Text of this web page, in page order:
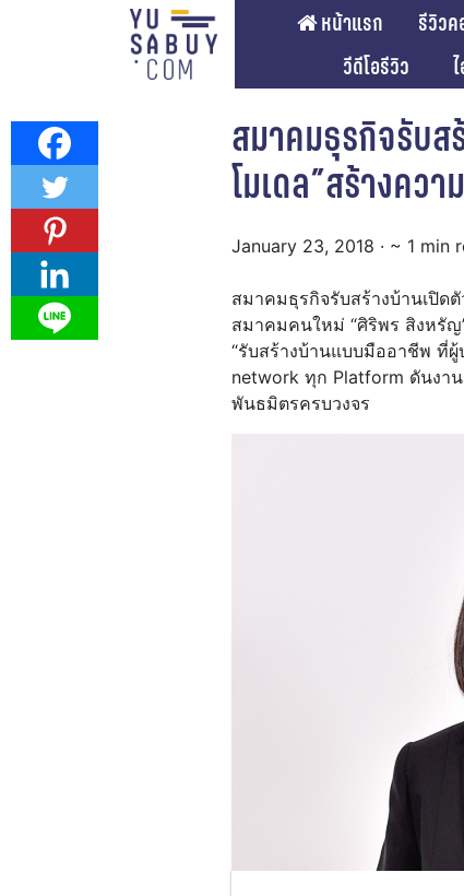
หน้าแรก รีวิวค
วีดีโอรีวิว
สมาคมธุรกิจรับส
โมเดล”สร้างคว
January 23, 2018 · ~ 1 min
สมาคมธุรกิจรับสร้างบ้านเปิ
สมาคมคนใหม่ “ศิริพร สิงหรัญ
“รับสร้างบ้านแบบมืออาชีพ ที่ผู้
network ทุก Platform ดันงา
พันธมิตรครบวงจร